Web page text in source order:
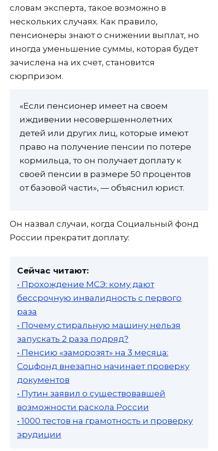
словам эксперта, такое возможно в
нескольких случаях. Как правило,
пенсионеры знают о снижении выплат, но
иногда уменьшение суммы, которая будет
зачислена на их счет, становится
сюрпризом.
«Если пенсионер имеет на своем
иждивении несовершеннолетних
детей или других лиц, которые имеют
право на получение пенсии по потере
кормильца, то он получает доплату к
своей пенсии в размере 50 процентов
от базовой части», — объяснил юрист.
Он назвал случаи, когда Социальный фонд
России прекратит доплату:
Сейчас читают:
• Прохождение МСЭ: кому дают
бессрочную инвалидность с первого
раза
• Почему стиральную машину нельзя
запускать 2 раза подряд?
• Пенсию «заморозят» на 3 месяца:
Соцфонд внезапно начинает проверку
документов
• Путин заявил о существовавшей
возможности раскола России
• 1000 тестов на грамотность и проверку
эрудиции